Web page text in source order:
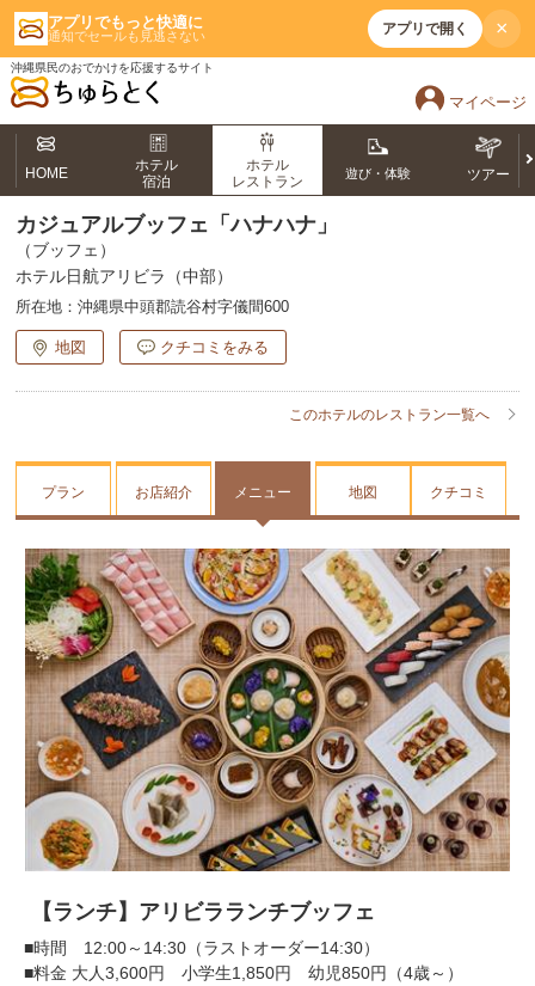
アプリでもっと快適に
通知でセールも見逃さない アプリで開く ×
沖縄県民のおでかけを応援するサイト
マイページ
HOME
ホテル
宿泊
ホテル
レストラン
遊び・体験 ツアー
カジュアルブッフェ「ハナハナ」
（ブッフェ）
ホテル日航アリビラ（中部）
所在地： 沖縄県中頭郡読谷村字儀間600
地図 クチコミをみる
このホテルのレストラン一覧へ
プラン お店紹介 メニュー 地図 クチコミ
【ランチ】アリビラランチブッフェ
■時間 12:00～14:30（ラストオーダー14:30）
■料金 大人3,600円 小学生1,850円 幼児850円（4歳～）